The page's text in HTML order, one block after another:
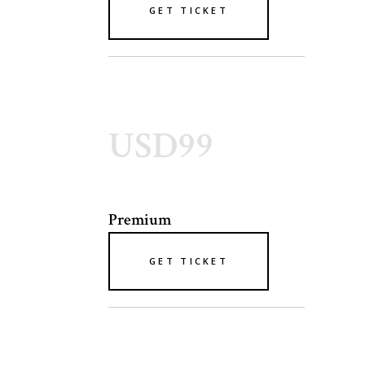
GET TICKET
USD99
Premium
GET TICKET